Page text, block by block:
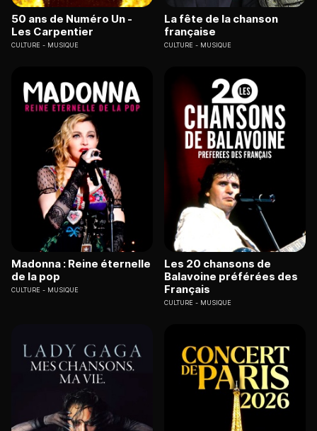
50 ans de Numéro Un -
Les Carpentier
CULTURE MUSIQUE
La fête de la chanson
française
CULTURE MUSIQUE
Madonna : Reine éternelle
de la pop
CULTURE MUSIQUE
Les 20 chansons de
Balavoine préférées des
Français
CULTURE MUSIQUE